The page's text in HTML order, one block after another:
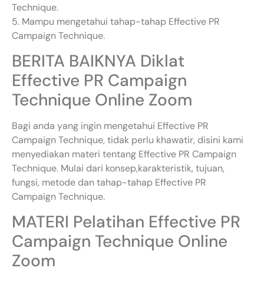
Technique.
5. Mampu mengetahui tahap-tahap Effective PR
Campaign Technique.
BERITA BAIKNYA Diklat
Effective PR Campaign
Technique Online Zoom
Bagi anda yang ingin mengetahui Effective PR
Campaign Technique, tidak perlu khawatir, disini kami
menyediakan materi tentang Effective PR Campaign
Technique. Mulai dari konsep,karakteristik, tujuan,
fungsi, metode dan tahap-tahap Effective PR
Campaign Technique.
MATERI Pelatihan Effective PR
Campaign Technique Online
Zoom